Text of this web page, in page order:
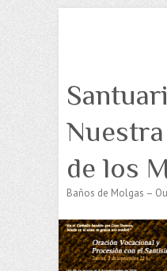
de los
Baños de Molgas –